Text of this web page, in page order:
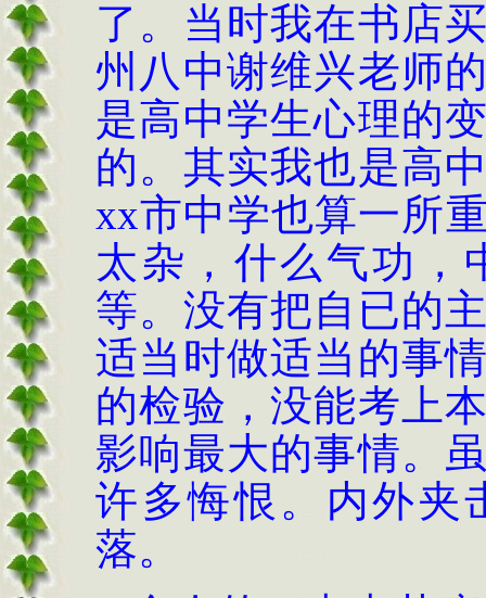
了。当时我在书店
州八中谢维兴老师
是高中学生心理的
的。其实我也是高
xx市中学也算一所
太杂，什么气功，
等。没有把自已的
适当时做适当的事
的检验，没能考上
影响最大的事情。
许多悔恨。内外夹
落。